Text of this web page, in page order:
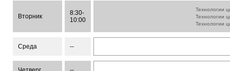
Вторник
8:30-
10:00
Технологии
Технологии
Технологии
Среда --